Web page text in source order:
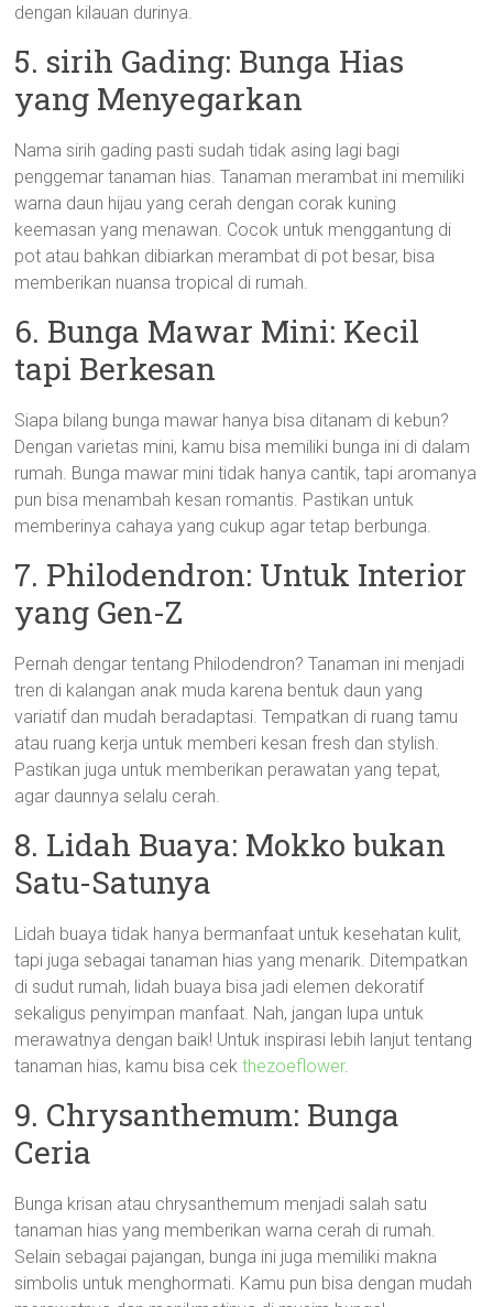
dengan kilauan durinya.
5. sirih Gading: Bunga Hias
yang Menyegarkan
Nama sirih gading pasti sudah tidak asing lagi bagi
penggemar tanaman hias. Tanaman merambat ini memiliki
warna daun hijau yang cerah dengan corak kuning
keemasan yang menawan. Cocok untuk menggantung di
pot atau bahkan dibiarkan merambat di pot besar, bisa
memberikan nuansa tropical di rumah.
6. Bunga Mawar Mini: Kecil
tapi Berkesan
Siapa bilang bunga mawar hanya bisa ditanam di kebun?
Dengan varietas mini, kamu bisa memiliki bunga ini di dalam
rumah. Bunga mawar mini tidak hanya cantik, tapi aromanya
pun bisa menambah kesan romantis. Pastikan untuk
memberinya cahaya yang cukup agar tetap berbunga.
7. Philodendron: Untuk Interior
yang Gen-Z
Pernah dengar tentang Philodendron? Tanaman ini menjadi
tren di kalangan anak muda karena bentuk daun yang
variatif dan mudah beradaptasi. Tempatkan di ruang tamu
atau ruang kerja untuk memberi kesan fresh dan stylish.
Pastikan juga untuk memberikan perawatan yang tepat,
agar daunnya selalu cerah.
8. Lidah Buaya: Mokko bukan
Satu-Satunya
Lidah buaya tidak hanya bermanfaat untuk kesehatan kulit,
tapi juga sebagai tanaman hias yang menarik. Ditempatkan
di sudut rumah, lidah buaya bisa jadi elemen dekoratif
sekaligus penyimpan manfaat. Nah, jangan lupa untuk
merawatnya dengan baik! Untuk inspirasi lebih lanjut tentang
tanaman hias, kamu bisa cekthezoeflower.
9. Chrysanthemum: Bunga
Ceria
Bunga krisan atau chrysanthemum menjadi salah satu
tanaman hias yang memberikan warna cerah di rumah.
Selain sebagai pajangan, bunga ini juga memiliki makna
simbolis untuk menghormati. Kamu pun bisa dengan mudah